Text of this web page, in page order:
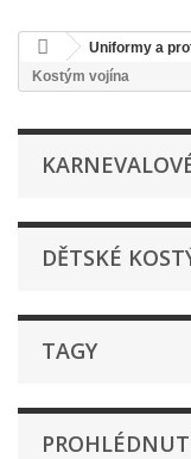
Uniformy a
Kostým vojína
DĚTSKÉ
TAGY